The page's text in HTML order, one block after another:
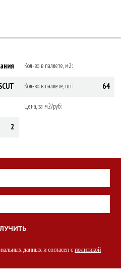
2
Кол-во в паллете, м2:
Кол-во в паллете, шт: 64
Цена, за м2/руб:
данных и согласен с политикой